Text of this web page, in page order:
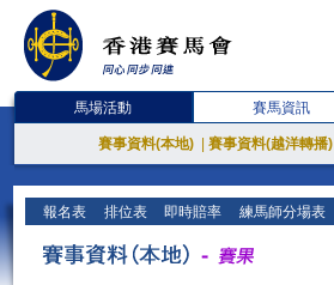
馬場活動 賽馬資訊
賽事資料(本地) 賽事資料(越洋轉播)
報名表 排位表 即時賠率 練馬師分場表